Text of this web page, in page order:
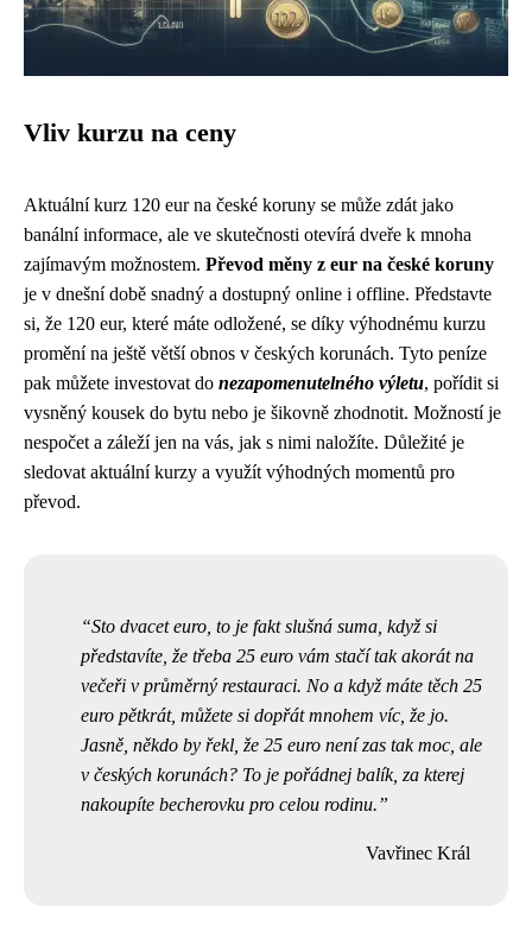
Vliv kurzu na ceny
Aktuální kurz 120 eur na české koruny se může zdát jako
banální informace, ale ve skutečnosti otevírá dveře k mnoha
zajímavým možnostem. Převod měny z eur na české koruny
je v dnešní době snadný a dostupný online i offline. Představte
si, že 120 eur, které máte odložené, se díky výhodnému kurzu
promění na ještě větší obnos v českých korunách. Tyto peníze
pak můžete investovat do nezapomenutelného výletu, pořídit si
vysněný kousek do bytu nebo je šikovně zhodnotit. Možností je
nespočet a záleží jen na vás, jak s nimi naložíte. Důležité je
sledovat aktuální kurzy a využít výhodných momentů pro
převod.
Sto dvacet euro, to je fakt slušná suma, když si
představíte, že třeba 25 euro vám stačí tak akorát na
večeři v průměrný restauraci. No a když máte těch 25
euro pětkrát, můžete si dopřát mnohem víc, že jo.
Jasně, někdo by řekl, že 25 euro není zas tak moc, ale
v českých korunách? To je pořádnej balík, za kterej
nakoupíte becherovku pro celou rodinu.
Vavřinec Král